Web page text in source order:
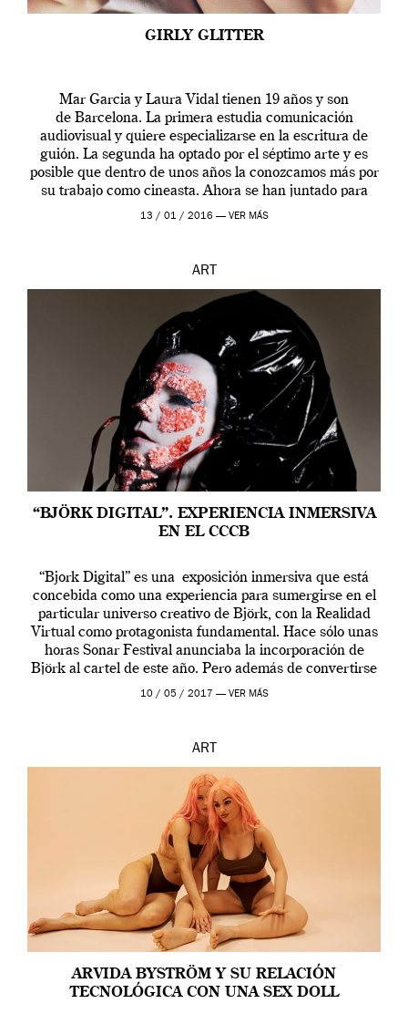
GIRLY GLITTER
Mar Garcia y Laura Vidal tienen 19 años y son
de Barcelona. La primera estudia comunicación
audiovisual y quiere especializarse en la escritura de
guión. La segunda ha optado por el séptimo arte y es
posible que dentro de unos años la conozcamos más por
su trabajo como cineasta. Ahora se han juntado para
contarnos una […]
13 / 01 / 2016 — VER MÁS
ART
“BJÖRK DIGITAL”. EXPERIENCIA INMERSIVA
EN EL CCCB
“Bjork Digital” es una exposición inmersiva que está
concebida como una experiencia para sumergirse en el
particular universo creativo de Björk, con la Realidad
Virtual como protagonista fundamental. Hace sólo unas
horas Sonar Festival anunciaba la incorporación de
Björk al cartel de este año. Pero además de convertirse
en una de las actuaciones más relevantes […]
10 / 05 / 2017 — VER MÁS
ART
ARVIDA BYSTRÖM Y SU RELACIÓN
TECNOLÓGICA CON UNA SEX DOLL